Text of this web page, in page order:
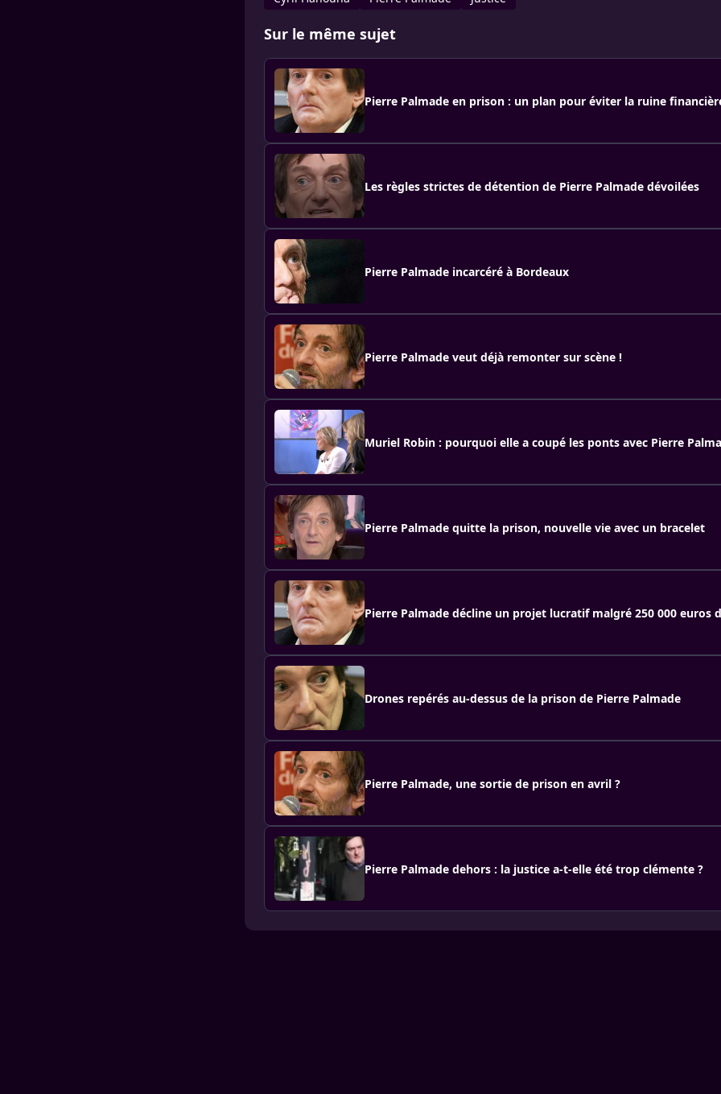
Sur le même sujet
Pierre Palmade en prison : un plan pour éviter la ruine
Les règles strictes de détention de Pierre Palmade dévoilées
Pierre Palmade incarcéré à Bordeaux
Pierre Palmade veut déjà remonter sur scène !
Muriel Robin : pourquoi elle a coupé les ponts avec Pierre
Pierre Palmade quitte la prison, nouvelle vie avec un bracelet
Pierre Palmade décline un projet lucratif malgré 250 000 euros
Drones repérés au-dessus de la prison de Pierre Palmade
Pierre Palmade, une sortie de prison en avril ?
Pierre Palmade dehors : la justice a-t-elle été trop clémente ?